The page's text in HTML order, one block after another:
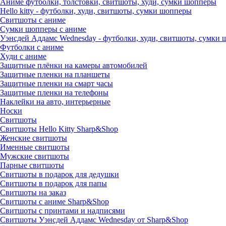
Аниме футболки, толстовки, свитшоты, худи, сумки шопперы
Hello kitty - футболки, худи, свитшоты, сумки шопперы
Свитшоты с аниме
Сумки шопперы с аниме
Уэнсдей Аддамс Wednesday - футболки, худи, свитшоты, сумки
Футболки с аниме
Худи с аниме
Защитные плёнки на камеры автомобилей
Защитные пленки на планшеты
Защитные пленки на смарт часы
Защитные пленки на телефоны
Наклейки на авто, интерьерные
Носки
Свитшоты
Cвитшоты Hello Kitty Sharp&Shop
Женские свитшоты
Именные свитшоты
Мужские свитшоты
Парные свитшоты
Свитшоты в подарок для дедушки
Свитшоты в подарок для папы
Свитшоты на заказ
Свитшоты с аниме Sharp&Shop
Свитшоты с принтами и надписями
Свитшоты Уэнсдей Аддамс Wednesday от Sharp&Shop